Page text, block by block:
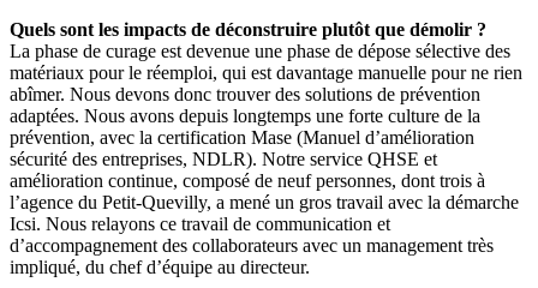
Quels sont les impacts de déconstruire plutôt que démolir ?
La phase de curage est devenue une phase de dépose sélective des
matériaux pour le réemploi, qui est davantage manuelle pour ne rien
abîmer. Nous devons donc trouver des solutions de prévention
adaptées. Nous avons depuis longtemps une forte culture de la
prévention, avec la certification Mase (Manuel d’amélioration
sécurité des entreprises, NDLR). Notre service QHSE et
amélioration continue, composé de neuf personnes, dont trois à
l’agence du Petit-Quevilly, a mené un gros travail avec la démarche
Icsi. Nous relayons ce travail de communication et
d’accompagnement des collaborateurs avec un management très
impliqué, du chef d’équipe au directeur.